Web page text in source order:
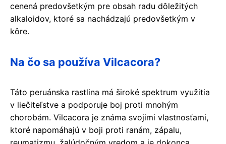
cenená predovšetkým pre obsah radu dôležitých
alkaloidov, ktoré sa nachádzajú predovšetkým v
kôre.
Na čo sa používa Vilcacora?
Táto peruánska rastlina má široké spektrum využitia
v liečiteľstve a podporuje boj proti mnohým
chorobám. Vilcacora je známa svojimi vlastnosťami,
ktoré napomáhajú v boji proti ranám, zápalu,